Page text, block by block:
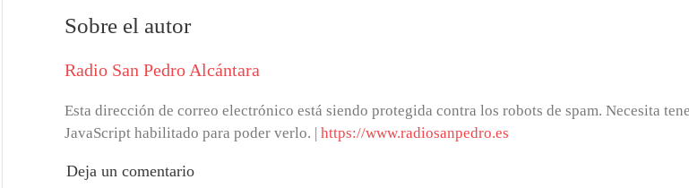
Sobre el autor
Radio San Pedro Alcántara
Esta dirección de correo electrónico está siendo protegida contra los robots de spam. Necesita
JavaScript habilitado para poder verlo. | https://www.radiosanpedro.es
Deja un comentario